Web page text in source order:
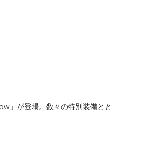
」が登場。数々の特別装備とと